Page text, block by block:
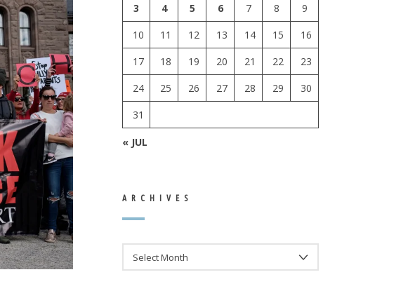
3
4 5 6 7 8
9
10
11 12 13 14 15
16
17
18 19 20 21 22
23
24
25 26 27 28 29
30
31
« JUL
ARCHIVES